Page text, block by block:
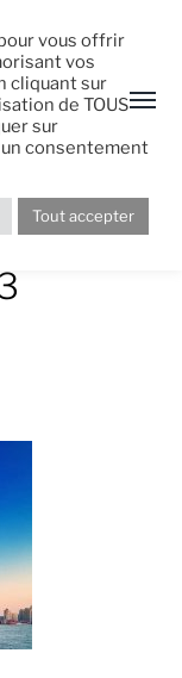
vous offrir
vos
cliquant sur
de TOUS
sur
consentement
Tout accepter